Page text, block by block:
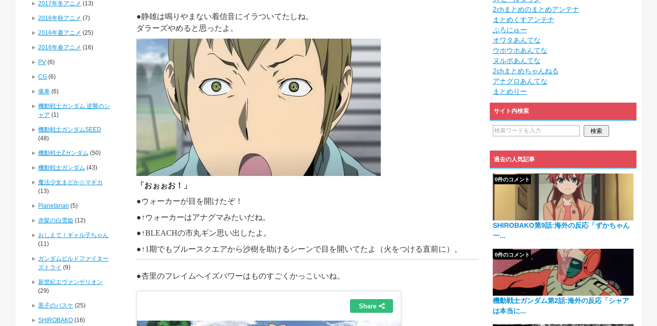
●静雄は鳴りやまない着信音にイラついてたしね。
ダラーズやめると思ったよ。
「 おぉぉお！
」
●ウォーカーが目 を開けたぞ！
●↑ウォーカーはアナグマみたいだね。
●↑BLEACHの市丸ギン思い出したよ。
●↑1期でもブルースクエアから沙樹を助けるシーンで目を開いてたよ（火をつける直前に）。
●杏里のフレイムヘイズパワーは ものすごくかっこいいね。
2017年冬アニメ (13)
2016年秋アニメ (7)
2016年夏アニメ (25)
2016年春アニメ (16)
PV (6)
CG (6)
痛車 (6)
機動戦士ガンダム 逆襲のシ
ャア (1)
機動戦士ガンダムSEED
(48)
機動戦士Zガンダム (50)
機動戦士ガンダム (43)
魔法少女まどか☆マギカ
(13)
Planetarian (5)
赤髪の白雪姫 (12)
おしえて！ギャル子ちゃん
(11)
ガンダムビルドファイター
ズトライ (9)
新世紀エヴァンゲリオン
(29)
黒子のバスケ (25)
SHIROBAKO (16)
2chまとめのまとめアンテナ
まとめくすアンテナ
ぶろにゅー
オワタあんてな
ウホウホあんてな
ヌルポあんてな
2chまとめちゃんねる
アナグロあんてな
まとめりー
サイト内検索
過去の人気記事
SHIROBAKO第9話:海外の反応「ずかちゃん
一...
0件のコメント
機動戦士ガンダム第2話:海外の反応「シャア
は本当に...
0件のコメント